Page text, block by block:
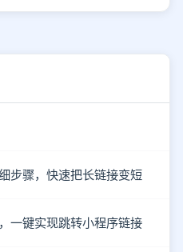
步骤，快速把长链接变短
一键实现跳转小程序链接